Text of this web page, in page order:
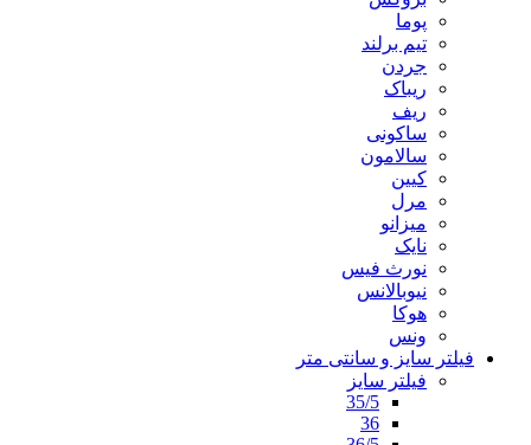
پوما
تیم برلند
جردن
ریباک
ریف
ساکونی
سالامون
کیین
مرل
میزانو
نایک
نورث فیس
نیوبالانس
هوکا
ونس
فیلتر سایز و سانتی متر
فیلتر سایز
35/5
36